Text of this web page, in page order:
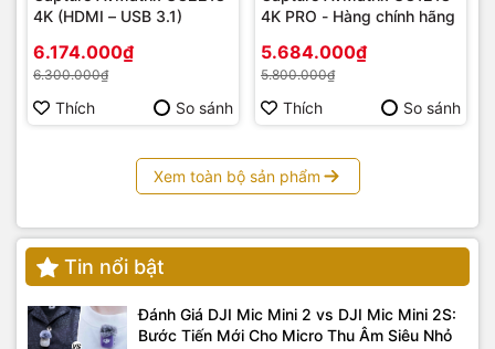
4K (HDMI – USB 3.1)
6.174.000₫
6.300.000₫
Thích So sánh
4K PRO - Hàng chính hãng
5.684.000₫
5.800.000₫
Thích So sánh
Xem toàn bộ sản phẩm
Tin nổi bật
Đánh Giá DJI Mic Mini 2 vs DJI Mic Mini 2S:
Bước Tiến Mới Cho Micro Thu Âm Siêu Nhỏ